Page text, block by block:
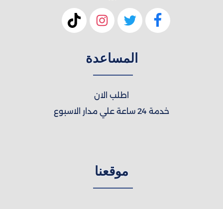
المساعدة
اطلب الان
خدمة 24 ساعة علي مدار الاسبوع
موقعنا